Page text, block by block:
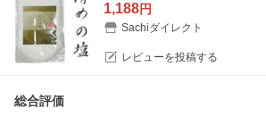
1,188円
Sachiダイレクト
レビューを投稿する
総合評価